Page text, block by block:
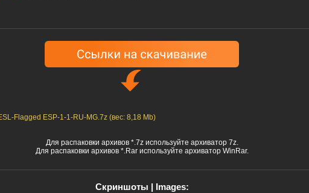
Flagged ESP-1-1-RU-MG.7z (вес: 8,18 Mb)
Для распаковки архивов *.7z используйте архиватор 7z.
Для распаковки архивов *.Rar используйте архиватор WinRar.
Скриншоты | Images: